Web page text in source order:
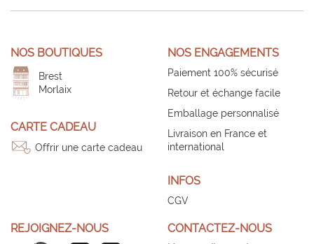
NOS BOUTIQUES
Brest
Morlaix
CARTE CADEAU
Offrir une carte cadeau
NOS ENGAGEMENTS
Paiement 100% sécurisé
Retour et échange facile
Emballage personnalisé
Livraison en France et
international
INFOS
CGV
REJOIGNEZ-NOUS CONTACTEZ-NOUS